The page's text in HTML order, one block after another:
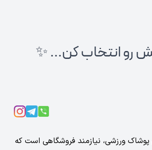
رو انتخاب کن... ✨
پوشاک ورزشی، نیازمند فروشگاهی است که